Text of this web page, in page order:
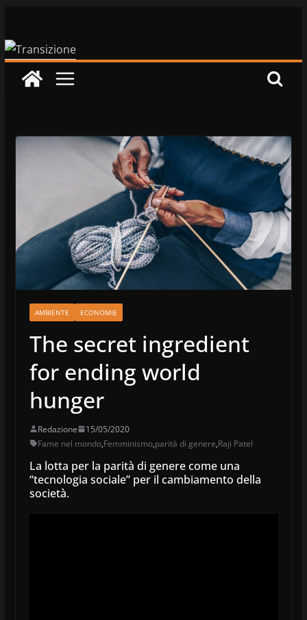
contenuto
AMBIENTE ECONOMIE
The secret ingredient
for ending world
hunger
Redazione
15/05/2020
Fame nel mondo,Femminismo,parità di genere,Raji Patel
La lotta per la parità di genere come una
“tecnologia sociale” per il cambiamento della
società.